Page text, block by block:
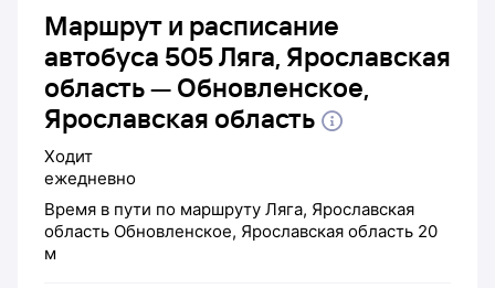
Маршрут и расписание
автобуса 505 Ляга, Ярославская
область — Обновленское,
Ярославская область
Ходит
ежедневно
Время в пути по маршруту Ляга, Ярославская
область Обновленское, Ярославская область 20
м